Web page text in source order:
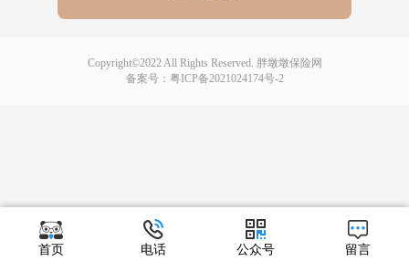
首页 电话 公众号 留言
Copyright©2022 All Rights Reserved. 胖墩墩保险网
备案号： 粤ICP备2021024174号-2